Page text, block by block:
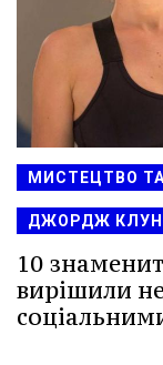
МИСТЕЦТВО
ДЖОРДЖ КЛУНІ
10
вирішили